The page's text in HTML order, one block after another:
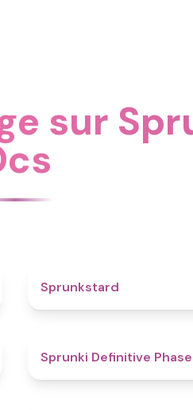
sur
Sprunkstard
Sprunki Definitive